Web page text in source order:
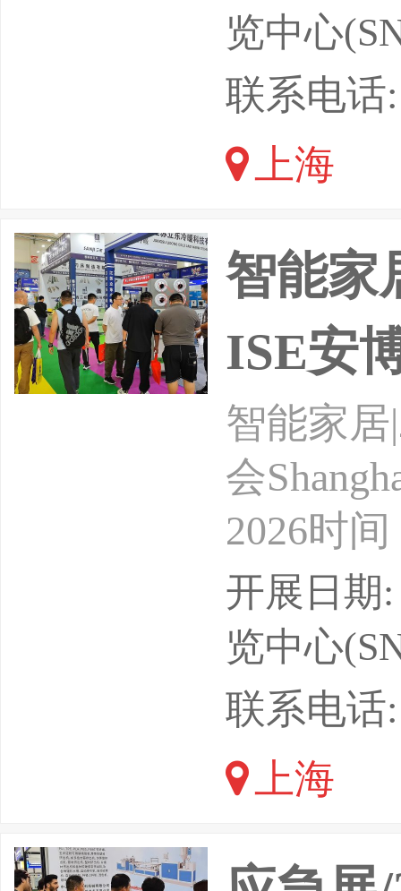
单位：
上海国
品、打
全、赋
览中心
联系电话
上海
智能家
ISE安
智能家居
会
2026时
览中心
上海辉
司支持
电子行
开展日期
览中心
联系电话
上海